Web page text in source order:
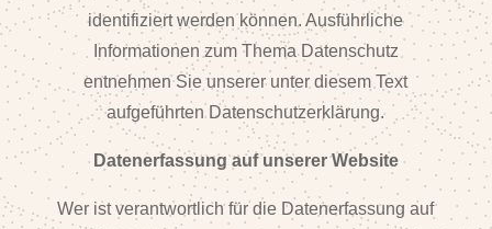
identifiziert werden können. Ausführliche
Informationen zum Thema Datenschutz
entnehmen Sie unserer unter diesem Text
aufgeführten Datenschutzerklärung.
Datenerfassung auf unserer Website
Wer ist verantwortlich für die Datenerfassung auf